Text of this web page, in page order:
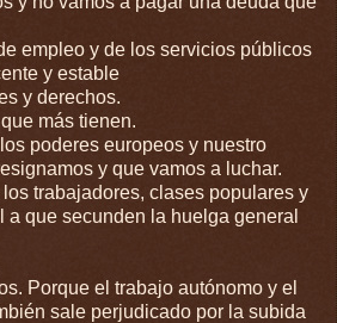
empleo y de los servicios públicos
y estable
y derechos.
más tienen.
poderes europeos y nuestro
y que vamos a luchar.
trabajadores, clases populares y
que secunden la huelga general
Porque el trabajo autónomo y el
sale perjudicado por la subida